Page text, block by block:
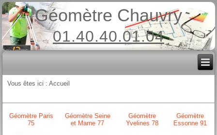
Géomètre Chauvry
01.40.40.01.04
Vous êtes ici :Accueil
Géomètre Paris
75
Géomètre Seine
et Marne 77
Géomètre
Yvelines 78
Géomètre
Essonne 91